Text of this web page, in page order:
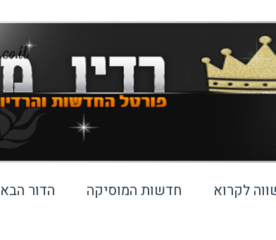
לקרוא חדשות המוסיקה הדור הבא